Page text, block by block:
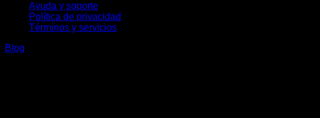
Ayuda y soporte
Política de privacidad
Términos y servicios
Blog